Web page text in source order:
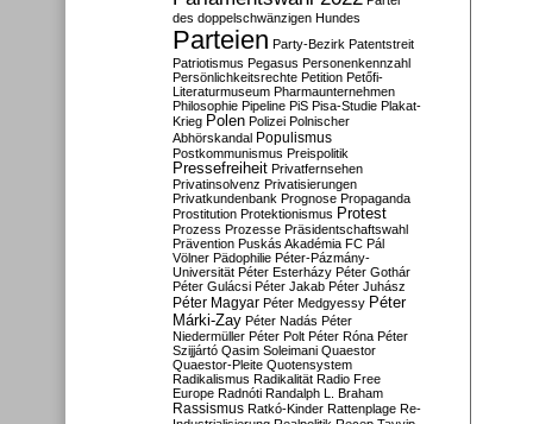
des doppelschwänzigen Hundes
Parteien Party-Bezirk Patentstreit
Patriotismus Pegasus Personenkennzahl
Persönlichkeitsrechte Petition Petőfi-
Literaturmuseum Pharmaunternehmen
Philosophie Pipeline PiS Pisa-Studie Plakat-
Krieg Polen Polizei Polnischer
Abhörskandal Populismus
Postkommunismus Preispolitik
Pressefreiheit Privatfernsehen
Privatinsolvenz Privatisierungen
Privatkundenbank Prognose Propaganda
Prostitution Protektionismus Protest
Prozess Prozesse Präsidentschaftswahl
Prävention Puskás Akadémia FC Pál
Völner Pädophilie Péter-Pázmány-
Universität Péter Esterházy Péter Gothár
Péter Gulácsi Péter Jakab Péter Juhász
Péter Magyar Péter Medgyessy Péter
Márki-Zay Péter Nadás Péter
Niedermüller Péter Polt Péter Róna Péter
Szijjártó Qasim Soleimani Quaestor
Quaestor-Pleite Quotensystem
Radikalismus Radikalität Radio Free
Europe Radnóti Randalph L. Braham
Rassismus Ratkó-Kinder Rattenplage Re-